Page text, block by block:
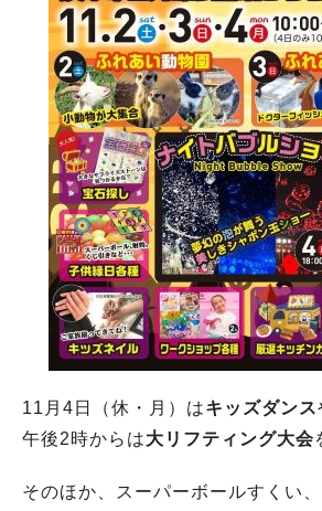
11月4日（休・月）はキッズダンス
午後2時からは大リフティング大会
そのほか、スーパーボールすくい